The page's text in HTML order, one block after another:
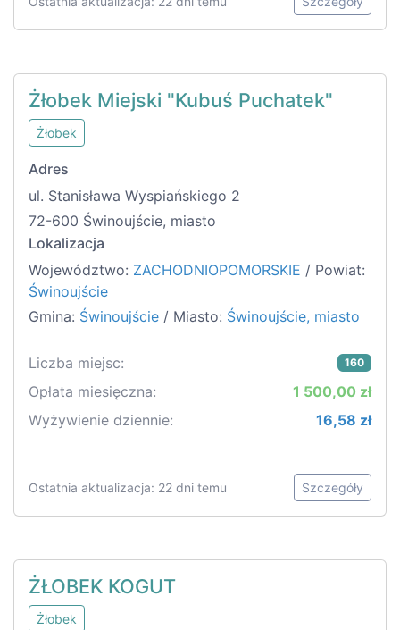
Żłobek Miejski "Kubuś Puchatek"
Żłobek
Adres
ul. Stanisława Wyspiańskiego 2
72-600 Świnoujście, miasto
Lokalizacja
Województwo: ZACHODNIOPOMORSKIE / Powiat:
Świnoujście
Gmina: Świnoujście / Miasto: Świnoujście, miasto
Liczba miejsc: 160
Opłata miesięczna:
1 500,00 zł
Wyżywienie dziennie:
16,58 zł
Ostatnia aktualizacja: 22 dni temu Szczegóły
ŻŁOBEK KOGUT
Żłobek